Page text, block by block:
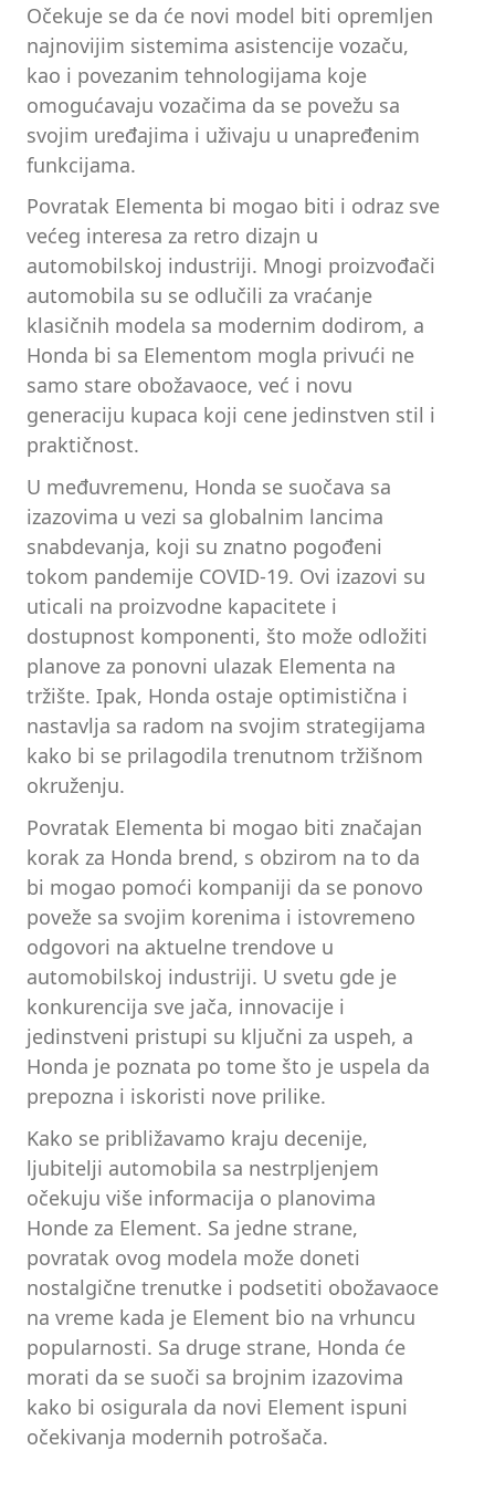
Očekuje se da će novi model biti opremljen
najnovijim sistemima asistencije vozaču,
kao i povezanim tehnologijama koje
omogućavaju vozačima da se povežu sa
svojim uređajima i uživaju u unapređenim
funkcijama.
Povratak Elementa bi mogao biti i odraz sve
većeg interesa za retro dizajn u
automobilskoj industriji. Mnogi proizvođači
automobila su se odlučili za vraćanje
klasičnih modela sa modernim dodirom, a
Honda bi sa Elementom mogla privući ne
samo stare obožavaoce, već i novu
generaciju kupaca koji cene jedinstven stil i
praktičnost.
U međuvremenu, Honda se suočava sa
izazovima u vezi sa globalnim lancima
snabdevanja, koji su znatno pogođeni
tokom pandemije COVID-19. Ovi izazovi su
uticali na proizvodne kapacitete i
dostupnost komponenti, što može odložiti
planove za ponovni ulazak Elementa na
tržište. Ipak, Honda ostaje optimistična i
nastavlja sa radom na svojim strategijama
kako bi se prilagodila trenutnom tržišnom
okruženju.
Povratak Elementa bi mogao biti značajan
korak za Honda brend, s obzirom na to da
bi mogao pomoći kompaniji da se ponovo
poveže sa svojim korenima i istovremeno
odgovori na aktuelne trendove u
automobilskoj industriji. U svetu gde je
konkurencija sve jača, innovacije i
jedinstveni pristupi su ključni za uspeh, a
Honda je poznata po tome što je uspela da
prepozna i iskoristi nove prilike.
Kako se približavamo kraju decenije,
ljubitelji automobila sa nestrpljenjem
očekuju više informacija o planovima
Honde za Element. Sa jedne strane,
povratak ovog modela može doneti
nostalgične trenutke i podsetiti obožavaoce
na vreme kada je Element bio na vrhuncu
popularnosti. Sa druge strane, Honda će
morati da se suoči sa brojnim izazovima
kako bi osigurala da novi Element ispuni
očekivanja modernih potrošača.